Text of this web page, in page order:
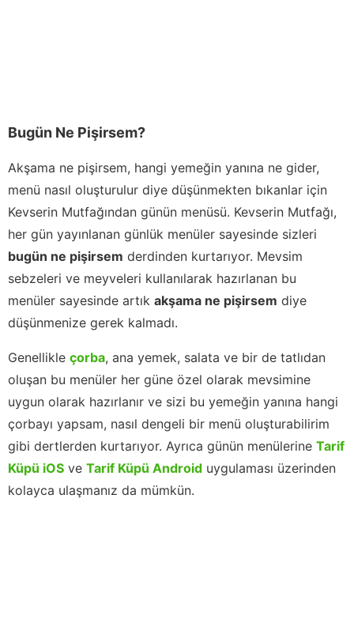
Bugün Ne Pişirsem?
Akşama ne pişirsem, hangi yemeğin yanına ne gider,
menü nasıl oluşturulur diye düşünmekten bıkanlar için
Kevserin Mutfağından günün menüsü. Kevserin Mutfağı,
her gün yayınlanan günlük menüler sayesinde sizleri
bugün ne pişirsem derdinden kurtarıyor. Mevsim
sebzeleri ve meyveleri kullanılarak hazırlanan bu
menüler sayesinde artık akşama ne pişirsem diye
düşünmenize gerek kalmadı.
Genellikle çorba, ana yemek, salata ve bir de tatlıdan
oluşan bu menüler her güne özel olarak mevsimine
uygun olarak hazırlanır ve sizi bu yemeğin yanına hangi
çorbayı yapsam, nasıl dengeli bir menü oluşturabilirim
gibi dertlerden kurtarıyor. Ayrıca günün menülerine Tarif
Küpü iOS ve Tarif Küpü Android uygulaması üzerinden
kolayca ulaşmanız da mümkün.